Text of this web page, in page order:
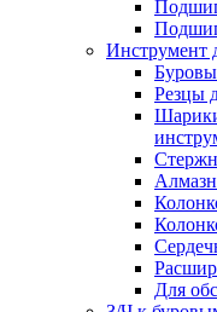
Инструмент
Резцы
Для